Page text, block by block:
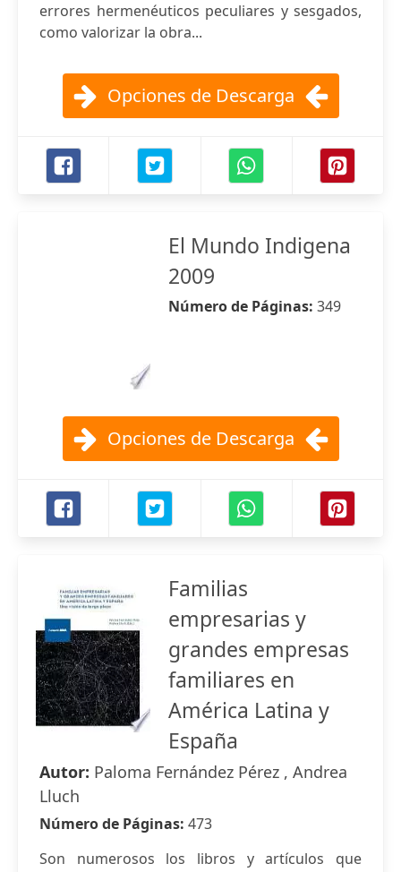
errores hermenéuticos peculiares y sesgados,
como valorizar la obra...
Opciones de Descarga
El Mundo Indigena
2009
Número de Páginas: 349
Opciones de Descarga
Familias
empresarias y
grandes empresas
familiares en
América Latina y
España
Autor: Paloma Fernández Pérez , Andrea
Lluch
Número de Páginas: 473
Son numerosos los libros y artículos que